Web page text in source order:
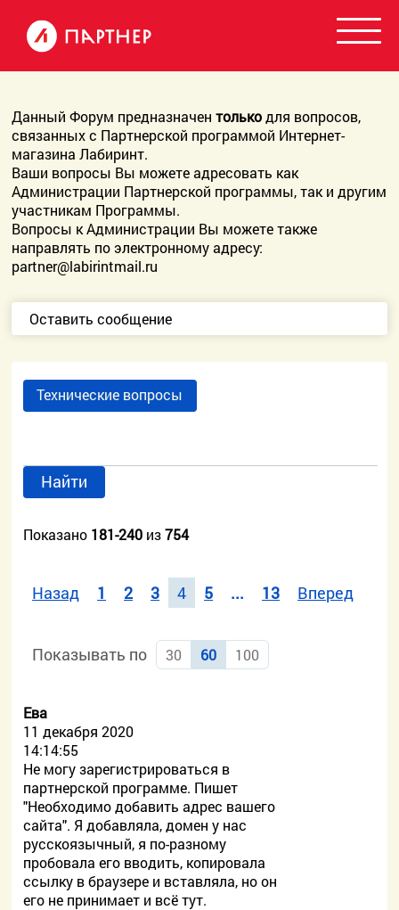
Данный Форум предназначентолькодля вопросов,
связанных с Партнерской программой Интернет-
магазина Лабиринт.
Ваши вопросы Вы можете адресовать как
Администрации Партнерской программы, так и другим
участникам Программы.
Вопросы к Администрации Вы можете также
направлять по электронному адресу:
partner@labirintmail.ru
Оставить сообщение
Технические вопросы
Найти
Показано 181-240 из754
Назад 1 2 3 4 5 ... 13 Вперед
Показывать по 30 60 100
Ева
11 декабря 2020
14:14:55
Не могу зарегистрироваться в
партнерской программе. Пишет
"Необходимо добавить адрес вашего
сайта". Я добавляла, домен у нас
русскоязычный, я по-разному
пробовала его вводить, копировала
ссылку в браузере и вставляла, но он
его не принимает и всё тут.